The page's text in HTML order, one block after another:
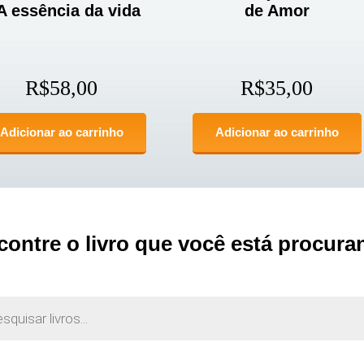
essência da vida
R$58,00
Adicionar ao carrinho
de Amor
R$35,00
Adicionar ao carrinho
o livro que você está